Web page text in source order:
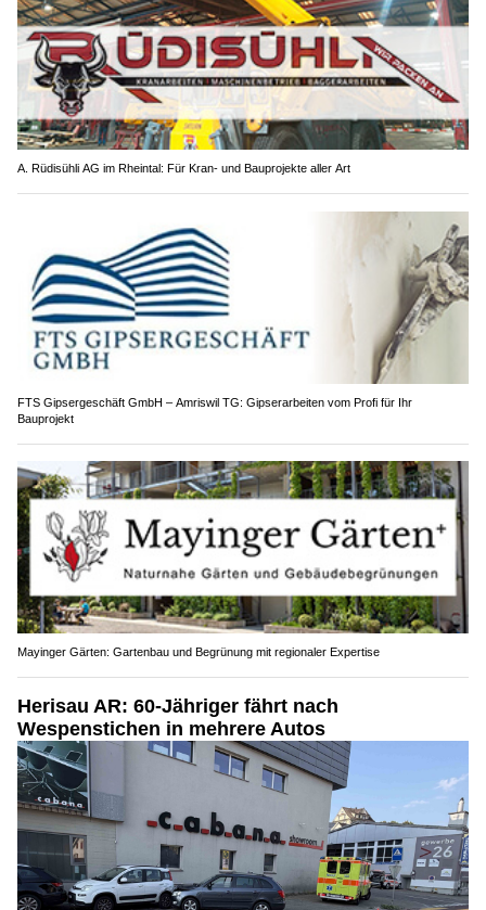
A. Rüdisühli AG im Rheintal: Für Kran- und Bauprojekte aller Art
FTS Gipsergeschäft GmbH – Amriswil TG: Gipserarbeiten vom Profi für Ihr
Bauprojekt
Mayinger Gärten: Gartenbau und Begrünung mit regionaler Expertise
Herisau AR: 60-Jähriger fährt nach
Wespenstichen in mehrere Autos